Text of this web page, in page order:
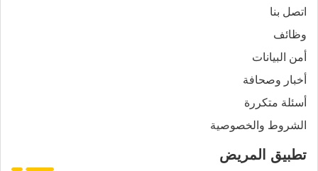
اتصل بنا
وظائف
أمن البيانات
أخبار وصحافة
أسئلة متكررة
الشروط والخصوصية
تطبيق المريض